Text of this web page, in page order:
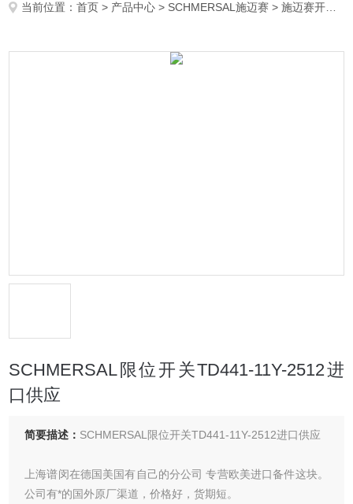
当前位置：首页 > 产品中心 > SCHMERSAL施迈赛 >施迈赛开关
SCHMERSAL限位开关TD441-11Y-2512进
口供应
简要描述： SCHMERSAL限位开关TD441-11Y-2512进口供应
上海谱闵在德国美国有自己的分公司 专营欧美进口备件这块。
公司有*的国外原厂渠道，价格好，货期短。